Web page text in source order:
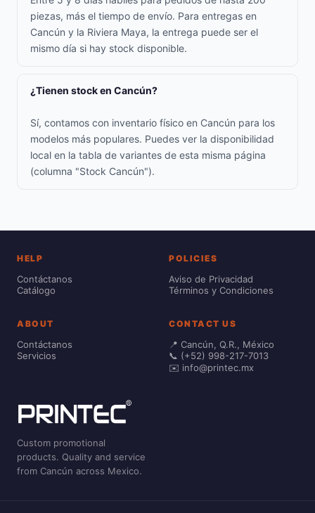
piezas, más el tiempo de envío. Para entregas en
Cancún y la Riviera Maya, la entrega puede ser el
mismo día si hay stock disponible.
¿Tienen stock en Cancún?
Sí, contamos con inventario físico en Cancún para los
modelos más populares. Puedes ver la disponibilidad
local en la tabla de variantes de esta misma página
(columna "Stock Cancún").
HELP
Contáctanos
Catálogo
POLICIES
Aviso de Privacidad
Términos y Condiciones
ABOUT
Contáctanos
Servicios
CONTACT US
📍 Cancún, Q.R., México
📞 (+52) 998-217-7013
✉️ info@printec.mx
Custom promotional
products. Quality and service
from Cancún across Mexico.